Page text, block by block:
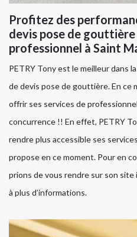
Profitez des
devis pose de gouttière
professionnel à Saint
PETRY Tony est le meilleur dans
de devis pose de gouttière. En ce
offrir ses services de
concurrence !! En effet, PETRY
rendre plus accessible ses
propose en ce moment. Pour en
prions de vous rendre sur son
à plus d’informations.